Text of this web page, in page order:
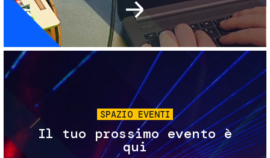
Immagine
SPAZIO EVENTI
Il tuo prossimo evento è
qui